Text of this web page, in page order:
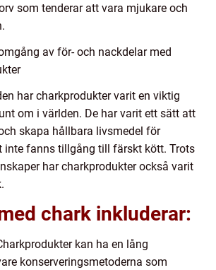
som tenderar att vara mjukare och
av för- och nackdelar med
har charkprodukter varit en viktig
om i världen. De har varit ett sätt att
skapa hållbara livsmedel för
inte fanns tillgång till färskt kött. Trots
har charkprodukter också varit
chark inkluderar:
kan ha en lång
konserveringsmetoderna som